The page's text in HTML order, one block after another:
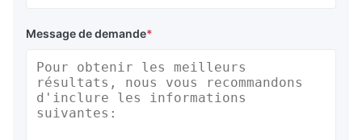
Message de demande*